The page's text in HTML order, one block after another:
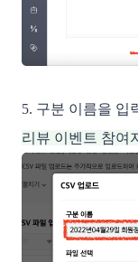
5. 구분 이름을 입
리뷰 이벤트 참여